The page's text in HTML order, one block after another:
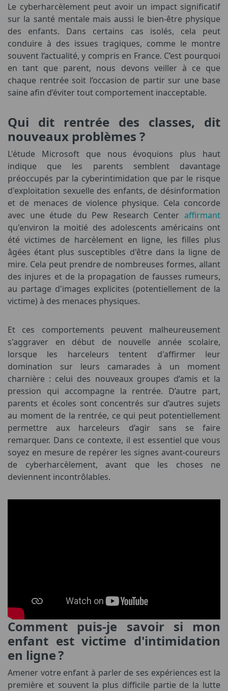
Le cyberharcèlement peut avoir un impact significatif
sur la santé mentale mais aussi le bien-être physique
des enfants. Dans certains cas isolés, cela peut
conduire à des issues tragiques, comme le montre
souvent l’actualité, y compris en France. C’est pourquoi
en tant que parent, nous devons veiller à ce que
chaque rentrée soit l’occasion de partir sur une base
saine afin d’éviter tout comportement inacceptable.
Qui dit rentrée des classes, dit
nouveaux problèmes ?
L'étude Microsoft que nous évoquions plus haut
indique que les parents semblent davantage
préoccupés par la cyberintimidation que par le risque
d'exploitation sexuelle des enfants, de désinformation
et de menaces de violence physique. Cela concorde
avec une étude du Pew Research Center affirmant
qu'environ la moitié des adolescents américains ont
été victimes de harcèlement en ligne, les filles plus
âgées étant plus susceptibles d'être dans la ligne de
mire. Cela peut prendre de nombreuses formes, allant
des injures et de la propagation de fausses rumeurs,
au partage d'images explicites (potentiellement de la
victime) à des menaces physiques.
Et ces comportements peuvent malheureusement
s'aggraver en début de nouvelle année scolaire,
lorsque les harceleurs tentent d'affirmer leur
domination sur leurs camarades à un moment
charnière : celui des nouveaux groupes d’amis et la
pression qui accompagne la rentrée. D’autre part,
parents et écoles sont concentrés sur d’autres sujets
au moment de la rentrée, ce qui peut potentiellement
permettre aux harceleurs d’agir sans se faire
remarquer. Dans ce contexte, il est essentiel que vous
soyez en mesure de repérer les signes avant-coureurs
de cyberharcèlement, avant que les choses ne
deviennent incontrôlables.
Comment puis-je savoir si mon
enfant est victime d'intimidation
en ligne ?
Amener votre enfant à parler de ses expériences est la
première et souvent la plus difficile partie de la lutte